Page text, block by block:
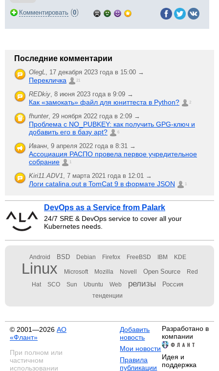
Комментировать (0)
Последние комментарии
OlegL, 17 декабря 2023 года в 15:00 →
Перекличка 21
REDkiy, 8 июня 2023 года в 9:09 →
Как «замокать» файл для юниттеста в Python? 2
fhunter, 29 ноября 2022 года в 2:09 →
Проблема с NO_PUBKEY: как получить GPG-ключ и
добавить его в базу apt?
6
Иванн, 9 апреля 2022 года в 8:31 →
Ассоциация РАСПО провела первое учредительное
собрание
1
Kiri11.ADV1, 7 марта 2021 года в 12:01 →
Логи catalina.out в TomCat 9 в формате JSON 1
DevOps as a Service from Palark
24/7 SRE & DevOps service to cover all your
Kubernetes needs.
Android BSD Debian Firefox FreeBSD IBM KDE
Linux Microsoft Mozilla Novell Open Source Red
Hat SCO Sun Ubuntu Web релизы Россия
тенденции
© 2001—2026 АО
«Флант»
При полном или
частичном
использовании
Добавить
новость
Мои новости
Правила
публикации
Разработано в
компании
Идея и
поддержка